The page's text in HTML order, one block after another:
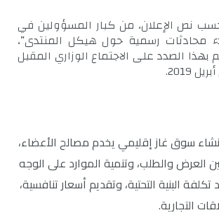
نص الإعلان، من كبار المسؤولين في
محادثات رسمية حول هيكل المنتدى”،
بهذا الصدد على الاجتماع الوزاري المقبل
2019.
سوق غاز إقليمي يخدم مصالح الأعضاء،
العرض والطلب، وتنمية الموارد على الوجه
تكلفة البنية التحتية، وتقديم أسعار تنافسية،
التجارية.